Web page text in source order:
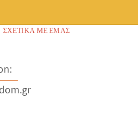
ΣΧΕΤΙΚΆ ΜΕ ΕΜΆΣ